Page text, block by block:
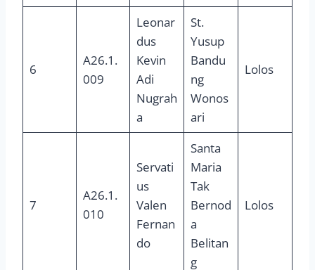
6
A26.1.
009
Leonar
dus
Kevin
Adi
Nugrah
a
St.
Yusup
Bandu
ng
Wonos
ari
Lolos
7
A26.1.
010
Servati
us
Valen
Fernan
do
Santa
Maria
Tak
Bernod
a
Belitan
g
Lolos